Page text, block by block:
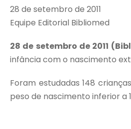
28 de setembro de 2011
Equipe Editorial Bibliomed
28 de setembro de 2011
infância com o nascimento
Foram estudadas 148
peso de nascimento inferior a